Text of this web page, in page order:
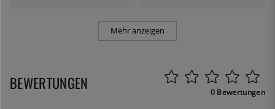
Mehr anzeigen
BEWERTUNGEN 0 Bewertungen